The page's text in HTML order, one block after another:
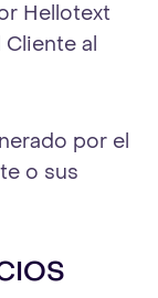
Hellotext
al
por el
o sus